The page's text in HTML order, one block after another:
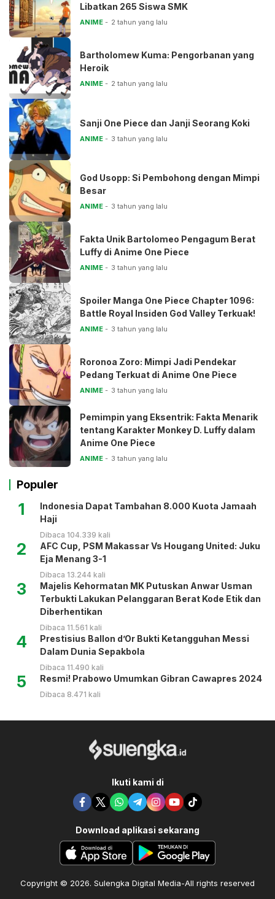
Libatkan 265 Siswa SMK
ANIME 2 tahun yang lalu
Bartholomew Kuma: Pengorbanan yang
Heroik
ANIME 2 tahun yang lalu
Sanji One Piece dan Janji Seorang Koki
ANIME 3 tahun yang lalu
God Usopp: Si Pembohong dengan Mimpi
Besar
ANIME 3 tahun yang lalu
Fakta Unik Bartolomeo Pengagum Berat
Luffy di Anime One Piece
ANIME 3 tahun yang lalu
Spoiler Manga One Piece Chapter 1096:
Battle Royal Insiden God Valley Terkuak!
ANIME 3 tahun yang lalu
Roronoa Zoro: Mimpi Jadi Pendekar
Pedang Terkuat di Anime One Piece
ANIME 3 tahun yang lalu
Pemimpin yang Eksentrik: Fakta Menarik
tentang Karakter Monkey D. Luffy dalam
Anime One Piece
ANIME 3 tahun yang lalu
Populer
1
Indonesia Dapat Tambahan 8.000 Kuota Jamaah
Haji
Dibaca 104.339 kali
2
AFC Cup, PSM Makassar Vs Hougang United: Juku
Eja Menang 3-1
Dibaca 13.244 kali
3
Majelis Kehormatan MK Putuskan Anwar Usman
Terbukti Lakukan Pelanggaran Berat Kode Etik dan
Diberhentikan
Dibaca 11.561 kali
4
Prestisius Ballon d’Or Bukti Ketangguhan Messi
Dalam Dunia Sepakbola
Dibaca 11.490 kali
5 Resmi! Prabowo Umumkan Gibran Cawapres 2024
Dibaca 8.471 kali
Ikuti kami di
Download aplikasi sekarang
Copyright © 2026. Sulengka Digital Media-All rights reserved